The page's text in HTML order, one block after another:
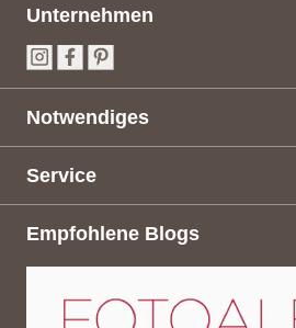
Unternehmen
Notwendiges
Service
Empfohlene Blogs